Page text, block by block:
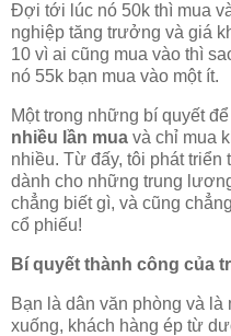
Đợi tới lúc nó 50k thì mua
nghiệp tăng trưởng và giá
10 vì ai cũng mua vào thì
nó 55k bạn mua vào một ít.
Một trong những bí quyết
nhiều lần mua và chỉ mua
nhiều. Từ đấy, tôi phát triển
dành cho những trung
chẳng biết gì, và cũng
cổ phiếu!
Bí quyết thành công của
Bạn là dân văn phòng và là
xuống, khách hàng ép từ